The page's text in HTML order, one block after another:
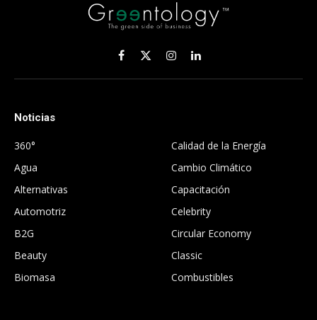
Facebook
X
(Twitter)
InstagramLinkedIn
Noticias
360°
Agua
Alternativas
Automotriz
B2G
Beauty
Biomasa
Calidad de la Energía
Cambio Climático
Capacitación
Celebrity
Circular Economy
Classic
Combustibles